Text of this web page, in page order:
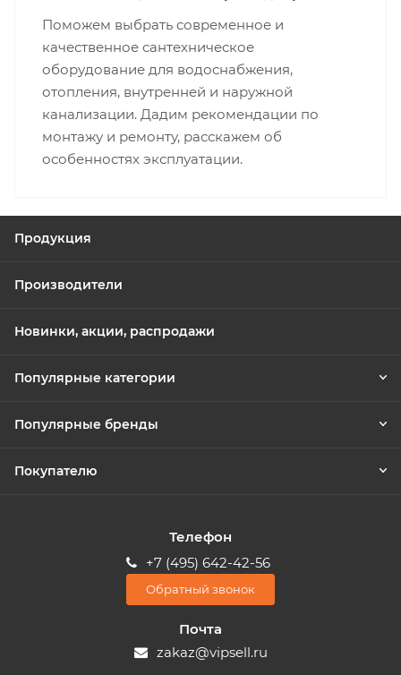
Поможем выбрать современное и
качественное сантехническое
оборудование для водоснабжения,
отопления, внутренней и наружной
канализации. Дадим рекомендации по
монтажу и ремонту, расскажем об
особенностях эксплуатации.
Продукция
Производители
Новинки, акции, распродажи
Популярные категории
Популярные бренды
Покупателю
Телефон
+7 (495) 642-42-56
Обратный звонок
Почта
zakaz@vipsell.ru